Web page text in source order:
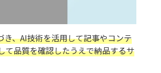
、AI技術を活用して記事やコンテ
て品質を確認したうえで納品するサ